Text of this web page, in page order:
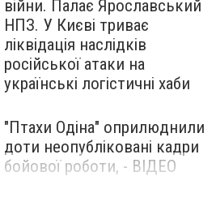
війни. Палає Ярославський
НПЗ. У Києві триває
ліквідація наслідків
російської атаки на
українські логістичні хаби
"Птахи Одіна" оприлюднили
доти неопубліковані кадри
бойової роботи, - ВІДЕО